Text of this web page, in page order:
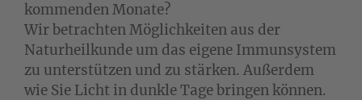
kommenden Monate?
Wir betrachten Möglichkeiten aus der
Naturheilkunde um das eigene Immunsystem
zu unterstützen und zu stärken. Außerdem
wie Sie Licht in dunkle Tage bringen können.